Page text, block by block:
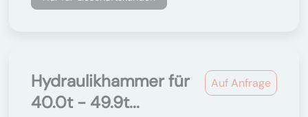
Auf Anfrage
Hydraulikhammer für
40.0t - 49.9t...